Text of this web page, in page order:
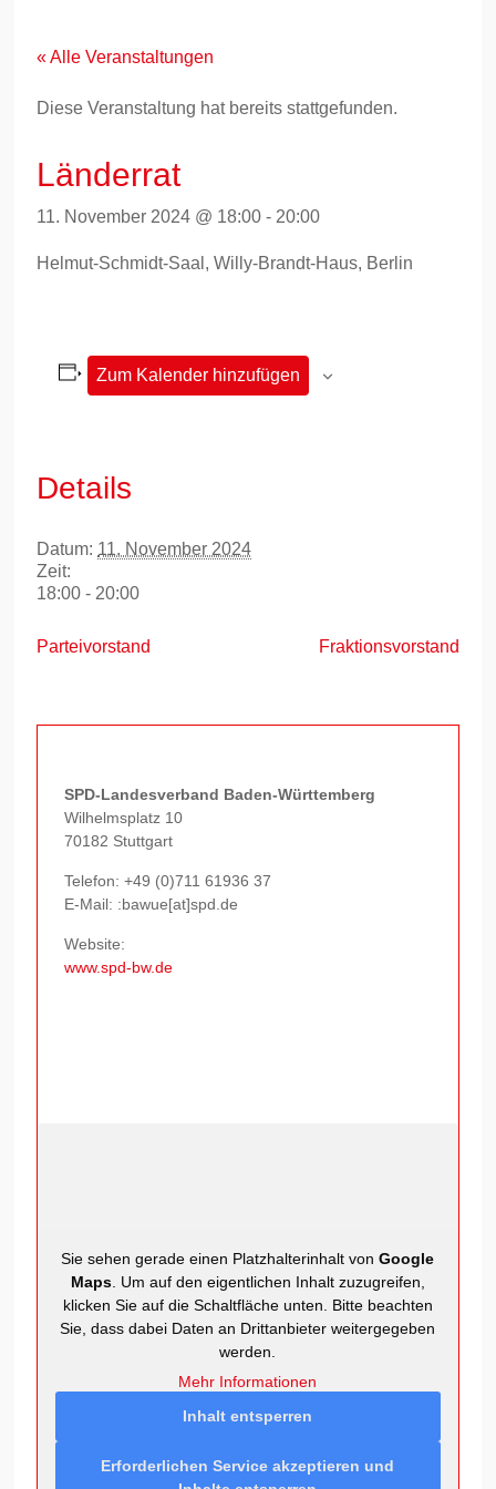
springen« Alle Veranstaltungen
Diese Veranstaltung hat bereits stattgefunden.
Länderrat
11. November 2024 @ 18:00 - 20:00
Helmut-Schmidt-Saal, Willy-Brandt-Haus, Berlin
Zum Kalender hinzufügen
Details
Datum: 11. November 2024
Zeit:
18:00 - 20:00
Parteivorstand Fraktionsvorstand
SPD-Landesverband Baden-Württemberg
Wilhelmsplatz 10
70182 Stuttgart
Telefon:+49 (0)711 61936 37
E-Mail: :bawue[at]spd.de
Website:
www.spd-bw.de
Sie sehen gerade einen Platzhalterinhalt vonGoogle
Maps. Um auf den eigentlichen Inhalt zuzugreifen,
klicken Sie auf die Schaltfläche unten. Bitte beachten
Sie, dass dabei Daten an Drittanbieter weitergegeben
werden.
Mehr Informationen
Inhalt entsperren
Erforderlichen Service akzeptieren und